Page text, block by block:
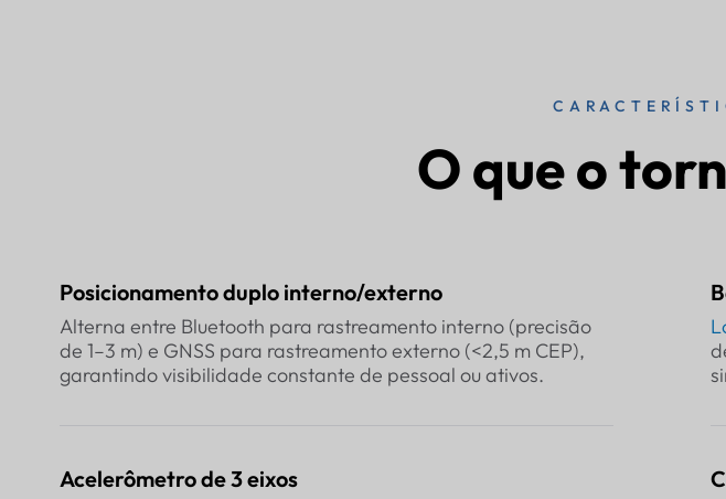
O que o
Posicionamento duplo interno/externo
Alterna entre Bluetooth para rastreamento interno (precisão
de 1–3 m) e GNSS para rastreamento externo (<2,5 m CEP),
garantindo visibilidade constante de pessoal ou ativos.
Acelerômetro de 3 eixos